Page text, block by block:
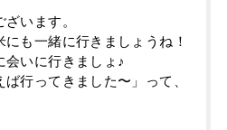
います。
も一緒に行きましょうね！
会いに行きましょ♪
ば行ってきました〜」って、